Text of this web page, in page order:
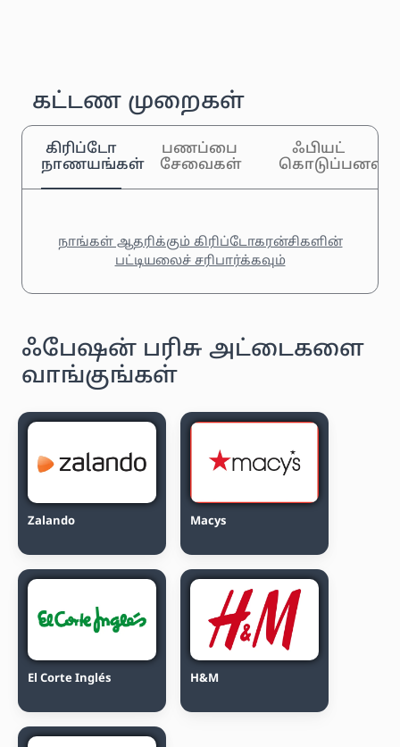
கட்டண முறைகள்
கிரிப்டோ
நாணயங்கள்
பணப்பை
சேவைகள்
ஃபியட்
நாங்கள் ஆதரிக்கும் கிரிப்டோகரன்சிகளின்
பட்டியலைச் சரிபார்க்கவும்
ஃபேஷன் பரிசு அட்டைகளை
வாங்குங்கள்
Zalando Macys
El Corte Inglés H&M